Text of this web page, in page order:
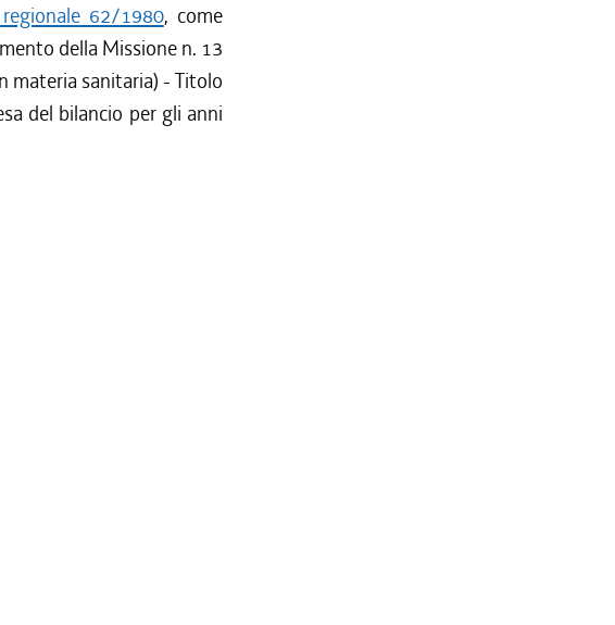
62/1980, come
della Missione n. 13
materia sanitaria) - Titolo
del bilancio per gli anni